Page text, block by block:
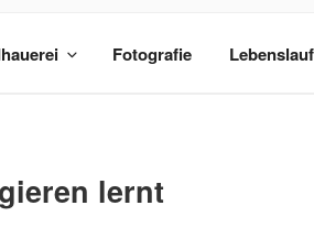
Fotografie Lebenslauf
lernt